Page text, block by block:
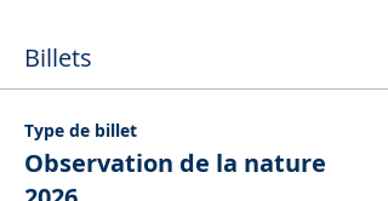
Billets
Type de billet
Observation de la nature